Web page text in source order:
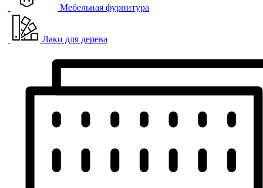
Мебельная фурнитура
Лаки для дерева